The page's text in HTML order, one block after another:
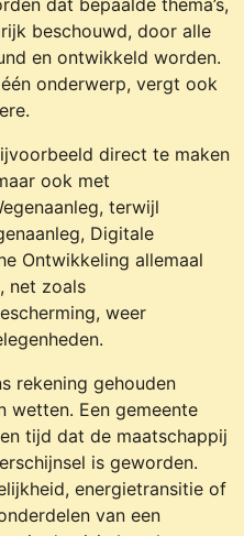
dat bepaalde thema’s,
beschouwd, door alle
en ontwikkeld worden.
onderwerp, vergt ook
direct te maken
ook met
terwijl
Digitale
Ontwikkeling allemaal
net zoals
weer
rekening gehouden
wetten. Een gemeente
tijd dat de maatschappij
is geworden.
energietransitie of
van een